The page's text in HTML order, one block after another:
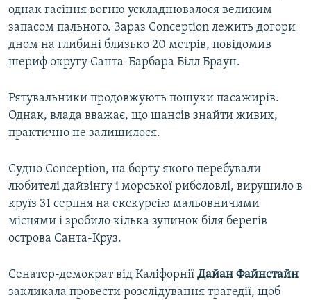
однак гасіння вогню ускладнювалося великим
запасом пального. Зараз Conception лежить догори
дном на глибині близько 20 метрів, повідомив
шериф округу Санта-Барбара Білл Браун.
Рятувальники продовжують пошуки пасажирів.
Однак, влада вважає, що шансів знайти живих,
практично не залишилося.
Судно Conception, на борту якого перебували
любителі дайвінгу і морської риболовлі, вирушило в
круїз 31 серпня на екскурсію мальовничими
місцями і зробило кілька зупинок біля берегів
острова Санта-Круз.
Сенатор-демократ від Каліфорнії Дайан Файнстайн
закликала провести розслідування трагедії, щоб